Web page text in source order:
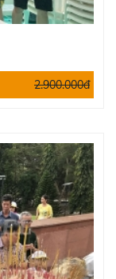
2.900.000đ